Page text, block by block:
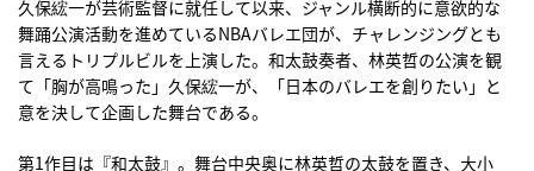
久保綋一が芸術監督に就任して以来、ジャンル横断的に意欲的な
舞踊公演活動を進めているNBAバレエ団が、チャレンジングとも
言えるトリプルビルを上演した。和太鼓奏者、林英哲の公演を観
て「胸が高鳴った」久保綋一が、「日本のバレエを創りたい」と
意を決して企画した舞台である。
第1作目は『和太鼓』。舞台中央奥に林英哲の太鼓を置き、大小